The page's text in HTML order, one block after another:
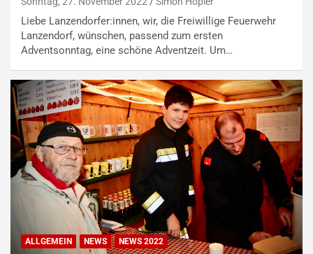
Liebe Lanzendorfer:innen, wir, die Freiwillige Feuerwehr
Lanzendorf, wünschen, passend zum ersten
Adventsonntag, eine schöne Adventzeit. Um…
ALLGEMEIN NEWS NEWS 2022